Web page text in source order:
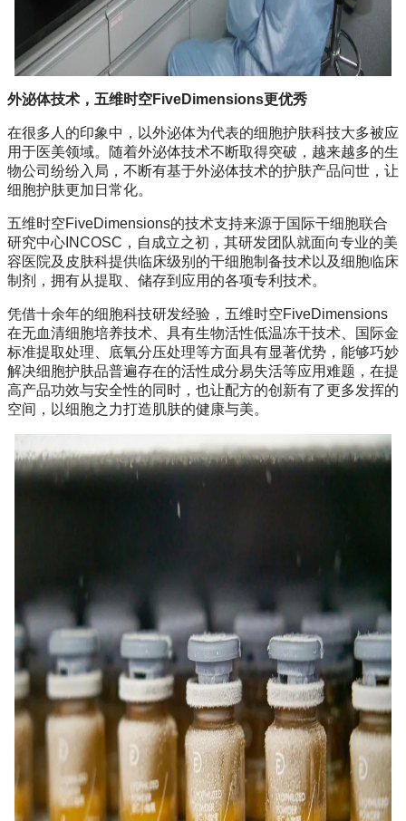
外泌体技术，五维时空FiveDimensions更优秀
在很多人的印象中，以外泌体为代表的细胞护肤科技大多被应
用于医美领域。随着外泌体技术不断取得突破，越来越多的生
物公司纷纷入局，不断有基于外泌体技术的护肤产品问世，让
细胞护肤更加日常化。
五维时空FiveDimensions的技术支持来源于国际干细胞联合
研究中心INCOSC，自成立之初，其研发团队就面向专业的美
容医院及皮肤科提供临床级别的干细胞制备技术以及细胞临床
制剂，拥有从提取、储存到应用的各项专利技术。
凭借十余年的细胞科技研发经验，五维时空FiveDimensions
在无血清细胞培养技术、具有生物活性低温冻干技术、国际金
标准提取处理、底氧分压处理等方面具有显著优势，能够巧妙
解决细胞护肤品普遍存在的活性成分易失活等应用难题，在提
高产品功效与安全性的同时，也让配方的创新有了更多发挥的
空间，以细胞之力打造肌肤的健康与美。